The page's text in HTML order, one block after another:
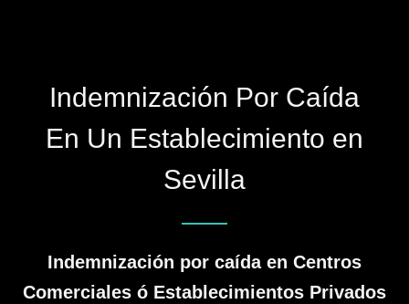
Indemnización Por Caída
En Un Establecimiento en
Sevilla
Indemnización por caída en Centros
Comerciales ó Establecimientos Privados